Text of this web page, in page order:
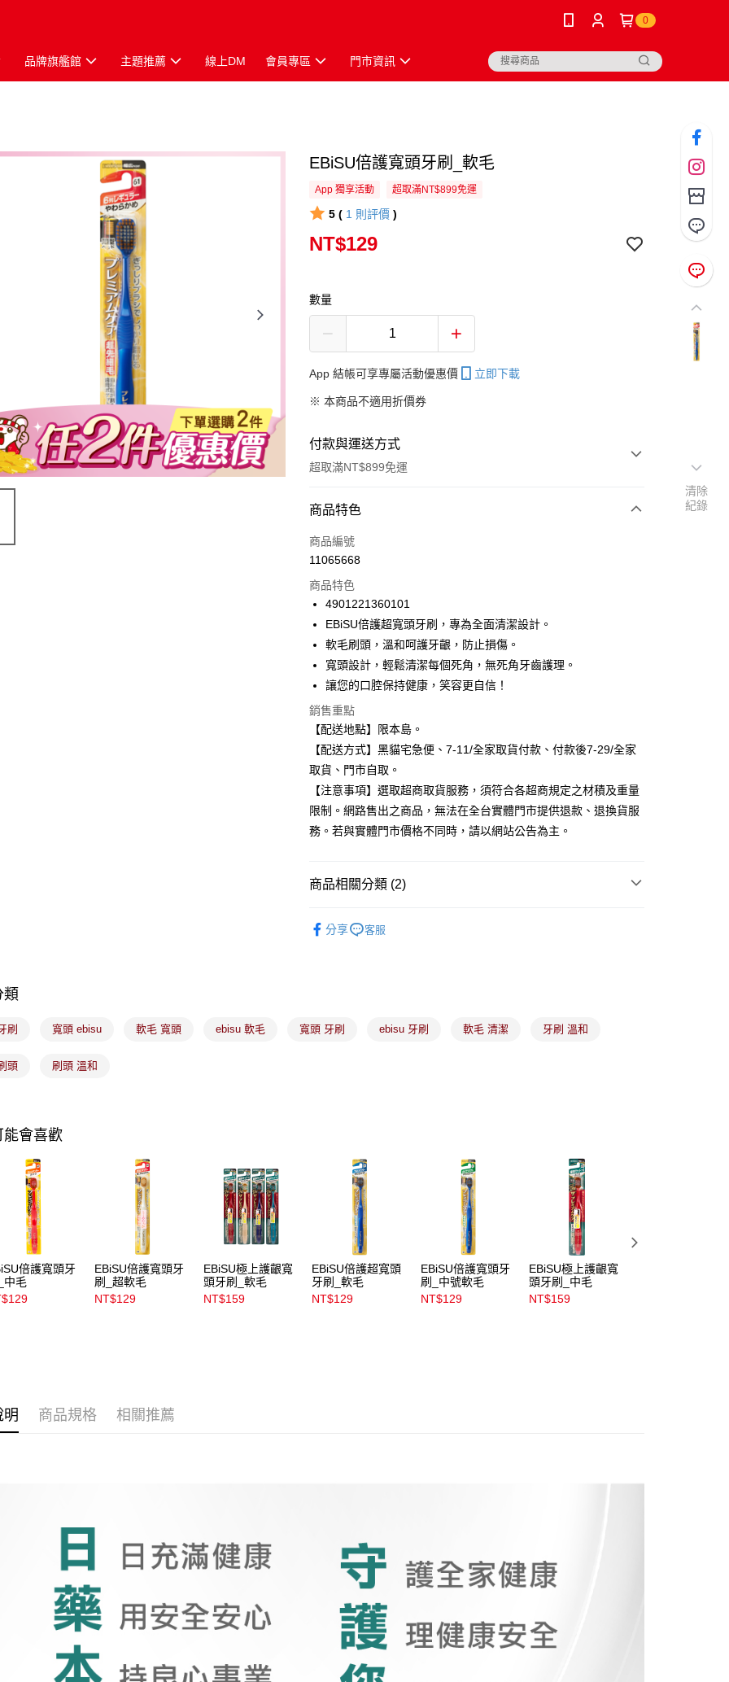
0
品牌旗艦館 主題推薦 線上DM 會員專區 門市資訊
EBiSU倍護寬頭牙刷_軟毛
App 獨享活動 超取滿NT$899免運
5 ( 1 則評價 )
NT$129
數量
App 結帳可享專屬活動優惠價 立即下載
※ 本商品不適用折價券
付款與運送方式
超取滿NT$899免運
付款方式
信用卡一次付款
合作金庫商業銀行
第一商業銀行
華南商業銀行
彰化商業銀行
國泰世華商業銀行
兆豐國際商業銀行
臺灣中小企業銀行
台中商業銀行
匯豐（台灣）商業銀行
聯邦商業銀行
玉山商業銀行
星展（台灣）商業銀行
台新國際商業銀行
台灣樂天信用卡公司
超商取貨付款
Apple Pay
街口支付
悠遊付
Google Pay
全盈+PAY
大哥付你分期
1.本服務由台灣大哥大提供，台灣大哥大用戶可立即使用無須另外申請。
完成交易。
醒簡訊。
資料（包含姓名、電話或地址）提供予台灣大哥大進項蒐集、處理及利
用，由本公司與您本人進行分期帳單所需資料之確認、核對及更正。
3.完整用戶服務條款，請詳閱以下連結：
https://oppay.tw/userRule
ATM付款
運送方式
每筆NT$100，滿NT$899(含以上)免運費
付款後門市自取
每筆NT$100，滿NT$399(含以上)免運費
商品特色
商品編號
11065668
商品特色
4901221360101
EBiSU倍護超寬頭牙刷，專為全面清潔設計。
軟毛刷頭，溫和呵護牙齦，防止損傷。
寬頭設計，輕鬆清潔每個死角，無死角牙齒護理。
讓您的口腔保持健康，笑容更自信！
銷售重點
【配送地點】限本島。
【配送方式】黑貓宅急便、7-11/全家取貨付款、付款後7-29/全家
取貨、門市自取。
【注意事項】選取超商取貨服務，須符合各超商規定之材積及重量
限制。網路售出之商品，無法在全台實體門市提供退款、退換貨服
務。若與實體門市價格不同時，請以網站公告為主。
商品相關分類 (2)
分享 客服
類
刷 寬頭 ebisu 軟毛 寬頭 ebisu 軟毛 寬頭 牙刷 ebisu 牙刷 軟毛 清潔 牙刷 溫和
頭 刷頭 溫和
能會喜歡
倍護寬頭牙
中毛
EBiSU倍護寬頭牙
刷_超軟毛
NT$129
EBiSU極上護齦寬
頭牙刷_軟毛
NT$159
EBiSU倍護超寬頭
牙刷_軟毛
NT$129
EBiSU倍護寬頭牙
刷_中號軟毛
NT$129
EBiSU極上護齦寬
頭牙刷_中毛
NT$159
明 商品規格 相關推薦
清除
紀錄